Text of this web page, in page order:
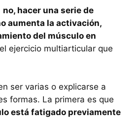
no, hacer una serie de
aumenta la activación,
del músculo en
ejercicio multiarticular que
ser varias o explicarse a
formas. La primera es que
está fatigado previamente